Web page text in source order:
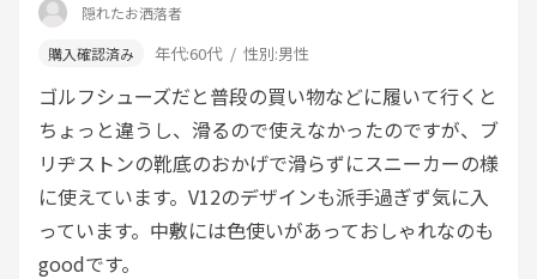
隠れたお洒落者
年代:60代 性別:男性
ゴルフシューズだと普段の買い物などに履いて行くと
ちょっと違うし、滑るので使えなかったのですが、ブ
リヂストンの靴底のおかげで滑らずにスニーカーの様
に使えています。V12のデザインも派手過ぎず気に入
っています。中敷には色使いがあっておしゃれなのも
goodです。